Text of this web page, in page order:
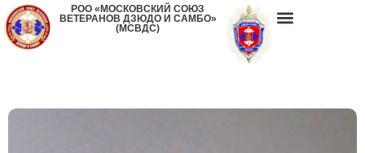
РОО «МОСКОВСКИЙ СОЮЗ
ВЕТЕРАНОВ ДЗЮДО И САМБО»
(МСВДС)